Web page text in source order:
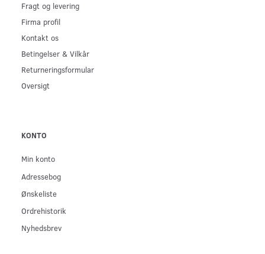
Fragt og levering
Firma profil
Kontakt os
Betingelser & Vilkår
Returneringsformular
Oversigt
KONTO
Min konto
Adressebog
Ønskeliste
Ordrehistorik
Nyhedsbrev